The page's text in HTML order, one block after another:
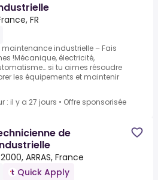
FR
industrielle – Fais
!Mécanique, électricité,
si tu aimes résoudre
les équipements et maintenir
: il y a 27 jours • Offre sponsorisée
de
ARRAS, France
Quick Apply